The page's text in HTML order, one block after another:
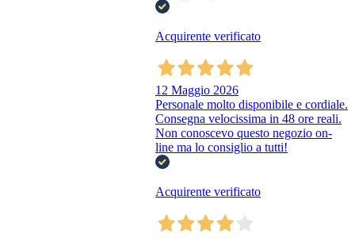
Acquirente verificato
12 Maggio 2026
Personale molto disponibile e cordiale.
Consegna velocissima in 48 ore reali.
Non conoscevo questo negozio on-
line ma lo consiglio a tutti!
Acquirente verificato